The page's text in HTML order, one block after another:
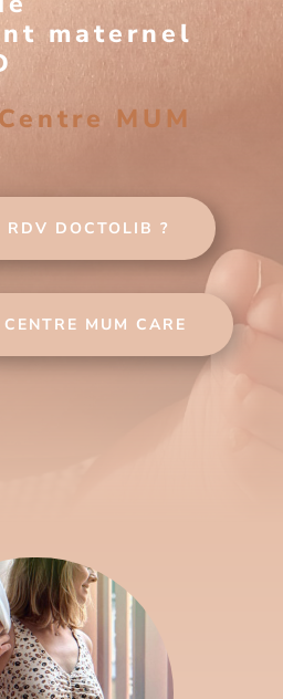
maternel
MUM
RDV DOCTOLIB ?
CENTRE MUM CARE